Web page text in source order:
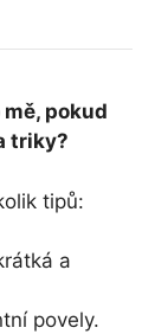
pokud
triky?
tipů:
a
povely.